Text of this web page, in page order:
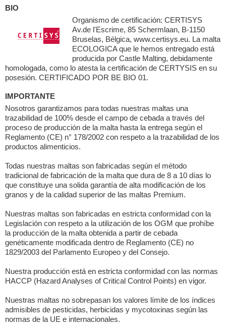
BIO
Organismo de certificación: CERTISYS
Av.de l'Escrime, 85 Schermlaan, B-1150
Bruselas, Bélgica, www.certisys.eu. La malta
ECOLOGICA que le hemos entregado está
producida por Castle Malting, debidamente
homologada, como lo atesta la certificación de CERTYSIS en su
posesión. CERTIFICADO POR BE BIO 01.
IMPORTANTE
Nosotros garantizamos para todas nuestras maltas una
trazabilidad de 100% desde el campo de cebada a través del
proceso de producción de la malta hasta la entrega según el
Reglamento (CE) n° 178/2002 con respeto a la trazabilidad de los
productos alimenticios.
Todas nuestras maltas son fabricadas según el método
tradicional de fabricación de la malta que dura de 8 a 10 días lo
que constituye una solida garantía de alta modificación de los
granos y de la calidad superior de las maltas Premium.
Nuestras maltas son fabricadas en estricta conformidad con la
Legislación con respeto a la utilización de los OGM que prohíbe
la producción de la malta obtenida a partir de cebada
genéticamente modificada dentro de Reglamento (CE) no
1829/2003 del Parlamento Europeo y del Consejo.
Nuestra producción está en estricta conformidad con las normas
HACCP (Hazard Analyses of Critical Control Points) en vigor.
Nuestras maltas no sobrepasan los valores límite de los índices
admisibles de pesticidas, herbicidas y mycotoxinas según las
normas de la UE e internacionales.